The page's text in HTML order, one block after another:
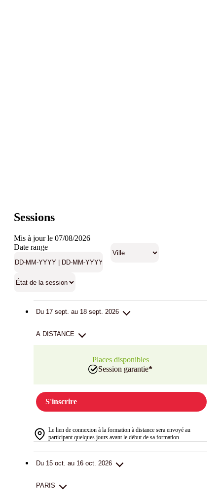
Sessions
Mis à jour le 07/08/2026
Date range
Du 17 sept. au 18 sept. 2026
A DISTANCE
Places disponibles
Session garantie*
S'inscrire
Le lien de connexion à la formation à distance sera envoyé au
participant quelques jours avant le début de sa formation.
Du 15 oct. au 16 oct. 2026
PARIS